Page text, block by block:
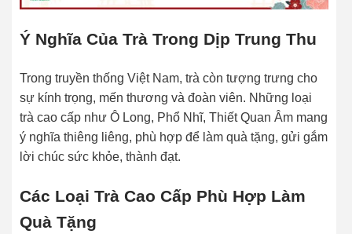
Ý Nghĩa Của Trà Trong Dịp Trung Thu
Trong truyền thống Việt Nam, trà còn tượng trưng cho
sự kính trọng, mến thương và đoàn viên. Những loại
trà cao cấp như Ô Long, Phổ Nhĩ, Thiết Quan Âm mang
ý nghĩa thiêng liêng, phù hợp để làm quà tặng, gửi gắm
lời chúc sức khỏe, thành đạt.
Các Loại Trà Cao Cấp Phù Hợp Làm
Quà Tặng